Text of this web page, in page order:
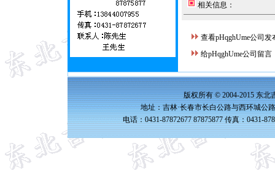
相关信息：
查看pHqghUme公司发
给pHqghUme公司留言
版权所有 © 2004-2015 东北
地址：吉林·长春市长白公路与西环城公
电话：0431-87872677 87875877 传真：0431-